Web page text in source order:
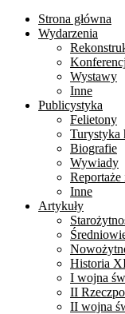
Strona główna
Wydarzenia
Wystawy
Inne
Publicystyka
Felietony
Turystyka
Biografie
Wywiady
Reportaże
Inne
Artykuły
Historia
I wojna
II
II wojna